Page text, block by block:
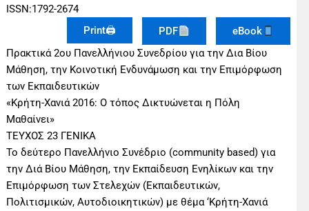
ISSN:1792-2674
Print🖨
PDF
eBook
Πρακτικά 2ου Πανελλήνιου Συνεδρίου για την Δια Βίου
Μάθηση, την Κοινοτική Ενδυνάμωση και την Επιμόρφωση
των Εκπαιδευτικών
«Κρήτη-Χανιά 2016: Ο τόπος Δικτυώνεται η Πόλη
Μαθαίνει»
ΤΕΥΧΟΣ 23 ΓΕΝΙΚΑ
Το δεύτερο Πανελλήνιο Συνέδριο (community based) για
την Διά Βίου Μάθηση, την Εκπαίδευση Ενηλίκων και την
Επιμόρφωση των Στελεχών (Εκπαιδευτικών,
Πολιτισμικών, Αυτοδιοικητικών) με θέμα ‘Κρήτη-Χανιά